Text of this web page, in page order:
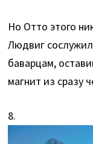
Но Отто этого
Людвиг
баварцам,
магнит из сразу
8.